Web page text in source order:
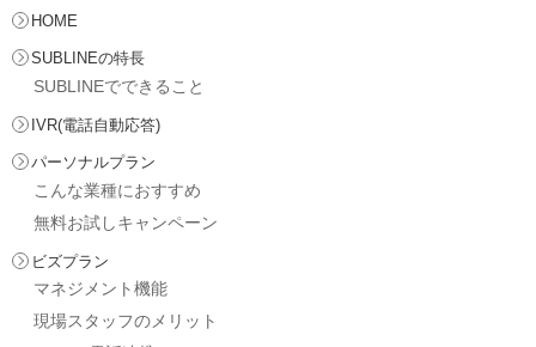
HOME
SUBLINEの特長
SUBLINEでできること
IVR(電話自動応答)
パーソナルプラン
こんな業種におすすめ
無料お試しキャンペーン
ビズプラン
マネジメント機能
現場スタッフのメリット